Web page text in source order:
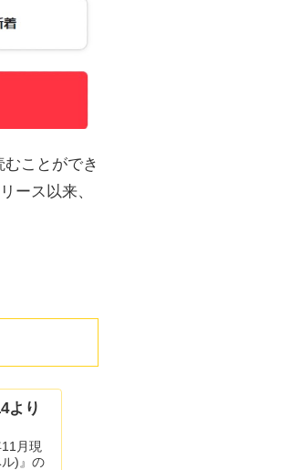
ことができ
ース以来、
より
月現
)』の